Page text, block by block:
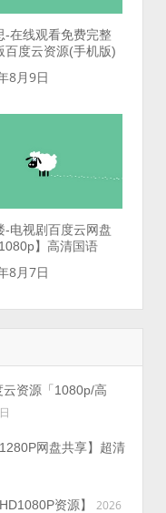
-在线观看免费完整
百度云资源(手机版)
8月9日
-电视剧百度云网盘
】高清国语
8月7日
云资源「1080p/高
网盘共享】超清
资源】
2026